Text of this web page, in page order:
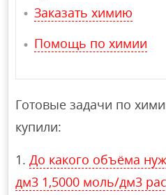
Заказать химию
Помощь по химии
Готовые задачи по
купили:
До какого объёма
дм3 1,5000 моль/дм3